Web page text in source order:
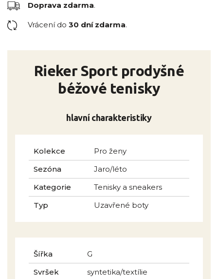
Doprava zdarma.
Vrácení do 30 dní zdarma.
Rieker Sport prodyšné
béžové tenisky
hlavní charakteristiky
Kolekce
Pro ženy
Sezóna
Jaro/léto
Kategorie
Tenisky a sneakers
Typ
Uzavřené boty
Šířka
G
Svršek
syntetika/textílie